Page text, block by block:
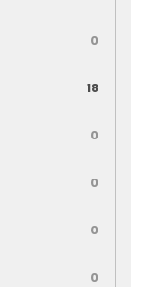
0
18
0
0
0
0